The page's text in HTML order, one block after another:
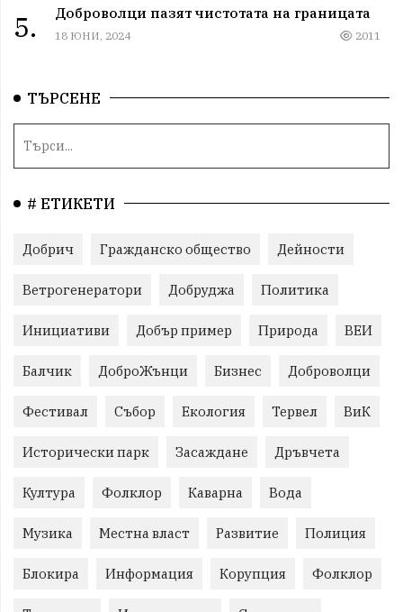
5. Доброволци пазят чистотата на границата
18 ЮНИ, 2024 2011
ТЪРСЕНЕ
# ЕТИКЕТИ
Добрич Гражданско общество Дейности
Ветрогенератори Добруджа Политика
Инициативи Добър пример Природа ВЕИ
Балчик ДоброЖънци Бизнес Доброволци
Фестивал Събор Екология Тервел ВиК
Исторически парк Засаждане Дръвчета
Култура Фолклор Каварна Вода
Музика Местна власт Развитие Полиция
Блокира Информация Корупция Фолклор